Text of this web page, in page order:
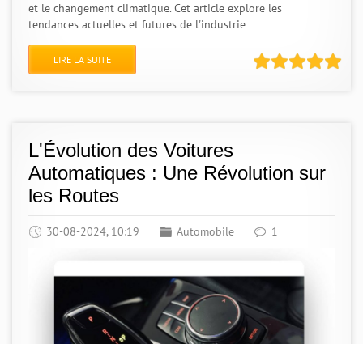
et le changement climatique. Cet article explore les
tendances actuelles et futures de l'industrie
LIRE LA SUITE
L'Évolution des Voitures
Automatiques : Une Révolution sur
les Routes
30-08-2024, 10:19 Automobile 1